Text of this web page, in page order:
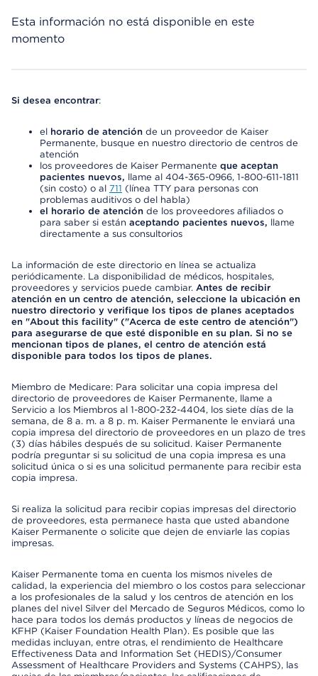
Esta información no está disponible en este
momento
Si desea encontrar:
el horario de atención de un proveedor de Kaiser
Permanente, busque en nuestro directorio de centros de
atención
los proveedores de Kaiser Permanente que aceptan
pacientes nuevos, llame al 404-365-0966, 1-800-611-1811
(sin costo) o al 711 (línea TTY para personas con
problemas auditivos o del habla)
el horario de atención de los proveedores afiliados o
para saber si están aceptando pacientes nuevos, llame
directamente a sus consultorios
La información de este directorio en línea se actualiza
periódicamente. La disponibilidad de médicos, hospitales,
proveedores y servicios puede cambiar. Antes de recibir
atención en un centro de atención, seleccione la ubicación en
nuestro directorio y verifique los tipos de planes aceptados
en "About this facility" ("Acerca de este centro de atención")
para asegurarse de que esté disponible en su plan. Si no se
mencionan tipos de planes, el centro de atención está
disponible para todos los tipos de planes.
Miembro de Medicare: Para solicitar una copia impresa del
directorio de proveedores de Kaiser Permanente, llame a
Servicio a los Miembros al 1-800-232-4404, los siete días de la
semana, de 8 a. m. a 8 p. m. Kaiser Permanente le enviará una
copia impresa del directorio de proveedores en un plazo de tres
(3) días hábiles después de su solicitud. Kaiser Permanente
podría preguntar si su solicitud de una copia impresa es una
solicitud única o si es una solicitud permanente para recibir esta
copia impresa.
Si realiza la solicitud para recibir copias impresas del directorio
de proveedores, esta permanece hasta que usted abandone
Kaiser Permanente o solicite que dejen de enviarle las copias
impresas.
Kaiser Permanente toma en cuenta los mismos niveles de
calidad, la experiencia del miembro o los costos para seleccionar
a los profesionales de la salud y los centros de atención en los
planes del nivel Silver del Mercado de Seguros Médicos, como lo
hace para todos los demás productos y líneas de negocios de
KFHP (Kaiser Foundation Health Plan). Es posible que las
medidas incluyan, entre otras, el rendimiento de Healthcare
Effectiveness Data and Information Set (HEDIS)/Consumer
Assessment of Healthcare Providers and Systems (CAHPS), las